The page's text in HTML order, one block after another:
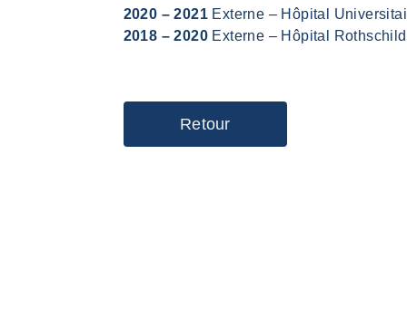
2020 – 2021 Externe – Hôpital
2018 – 2020 Externe – Hôpital
Retour